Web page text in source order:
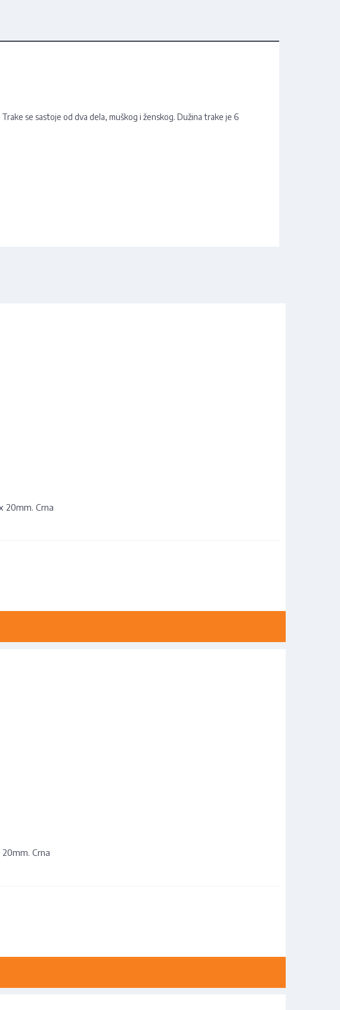
se sastoje od dva dela, muškog i ženskog. Dužina trake je 6
20mm. Crna
Crna